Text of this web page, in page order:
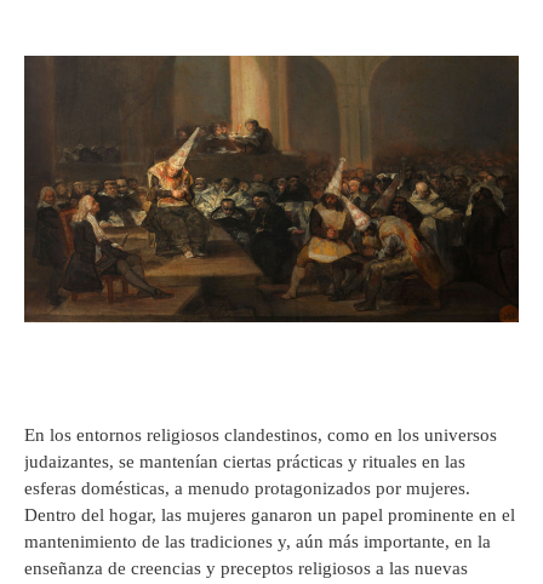
En los entornos religiosos clandestinos, como en los universos
judaizantes, se mantenían ciertas prácticas y rituales en las
esferas domésticas, a menudo protagonizados por mujeres.
Dentro del hogar, las mujeres ganaron un papel prominente en el
mantenimiento de las tradiciones y, aún más importante, en la
enseñanza de creencias y preceptos religiosos a las nuevas